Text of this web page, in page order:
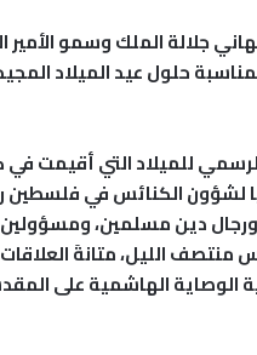
جلالة الملك وسمو
حلول عيد الميلاد
للميلاد التي أقيمت
لشؤون الكنائس في فلسطين
دين مسلمين، ومسؤولين
الليل، متانةَ
الوصاية الهاشمية على